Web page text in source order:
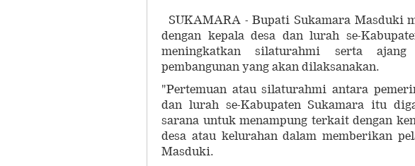
SUKAMARA - Bupati Sukamara Masduki
dengan kepala desa dan lurah se-
meningkatkan silaturahmi serta
pembangunan yang akan dilaksanakan.
"Pertemuan atau silaturahmi antara
dan lurah se-Kabupaten Sukamara itu
sarana untuk menampung terkait dengan
desa atau kelurahan dalam memberikan
Masduki.